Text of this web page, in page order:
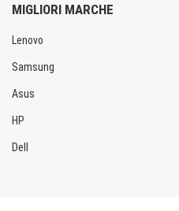
MIGLIORI MARCHE
Lenovo
Samsung
Asus
HP
Dell